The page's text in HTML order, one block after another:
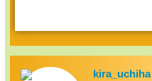
kira_uchiha